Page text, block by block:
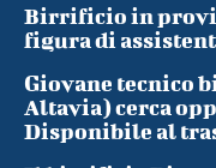
Birrificio in
figura di
Giovane tecnico
Altavia) cerca
Disponibile al